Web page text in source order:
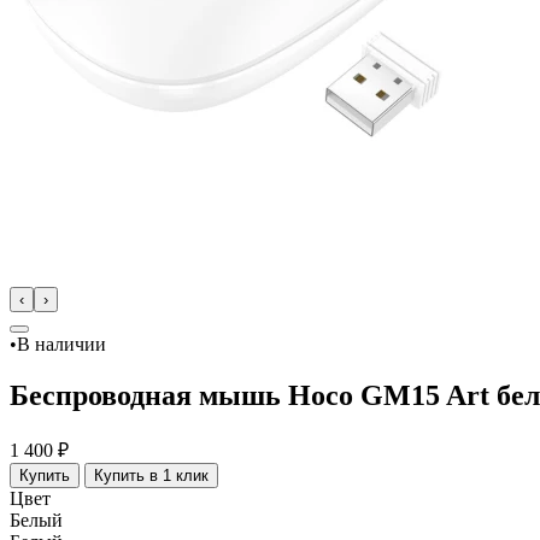
‹ ›
•В наличии
Беспроводная мышь Hoco GM15 Art
1 400 ₽
Купить Купить в 1 клик
Цвет
Белый